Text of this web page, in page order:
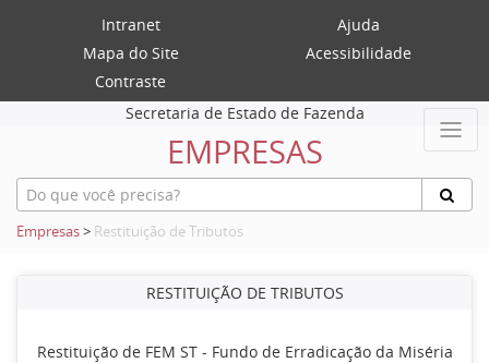
Intranet
Ajuda
Mapa do Site
Acessibilidade
Contraste
Secretaria de Estado de Fazenda
EMPRESAS
Empresas> Restituição de Tributos
RESTITUIÇÃO DE TRIBUTOS
Restituição de FEM ST - Fundo de Erradicação da Miséria